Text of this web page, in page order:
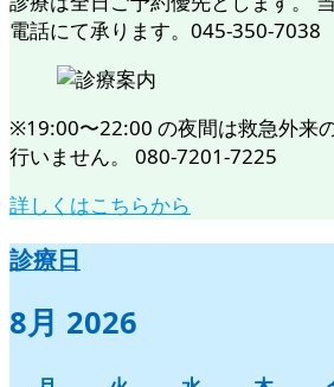
電話にて承ります。045-350-7038
※19:00〜22:00 の夜間は救急外来
行いません。 080-7201-7225
詳しくはこちらから
診療日
8月 2026